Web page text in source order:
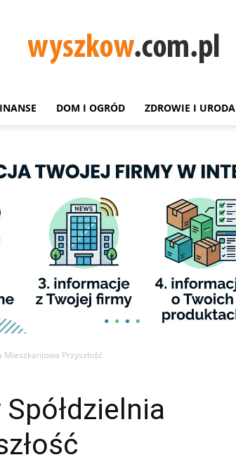
DOM I OGRÓD ZDROWIE I URODA
Przyszłość